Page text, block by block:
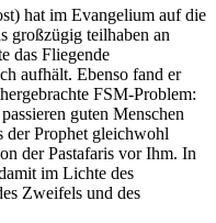
hat im Evangelium auf die
großzügig teilhaben an
das Fliegende
aufhält. Ebenso fand er
FSM-Problem:
guten Menschen
der Prophet gleichwohl
der Pastafaris vor Ihm. In
im Lichte des
Zweifels und des